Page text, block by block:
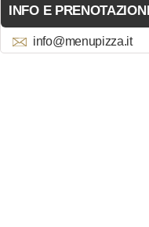
INFO E PRENOTAZIONI
info@menupizza.it